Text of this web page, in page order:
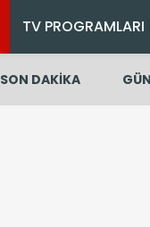
TV PROGRAMLARI
SON DAKİKA